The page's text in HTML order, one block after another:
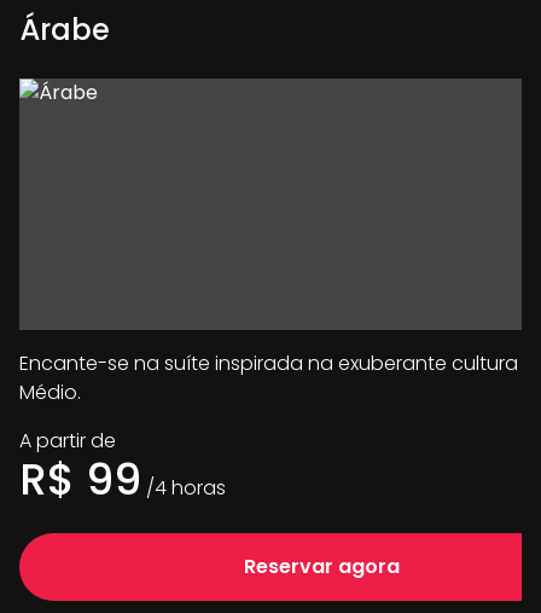
Árabe
Encante-se na suíte inspirada na exuberante cultura
Médio.
A partir de
R$ 99 /4horas
Reservar agora